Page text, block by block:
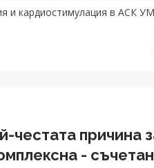
и кардиостимулация в АСК
честата причина
-